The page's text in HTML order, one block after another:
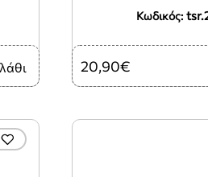
Κωδικός:
20,90€